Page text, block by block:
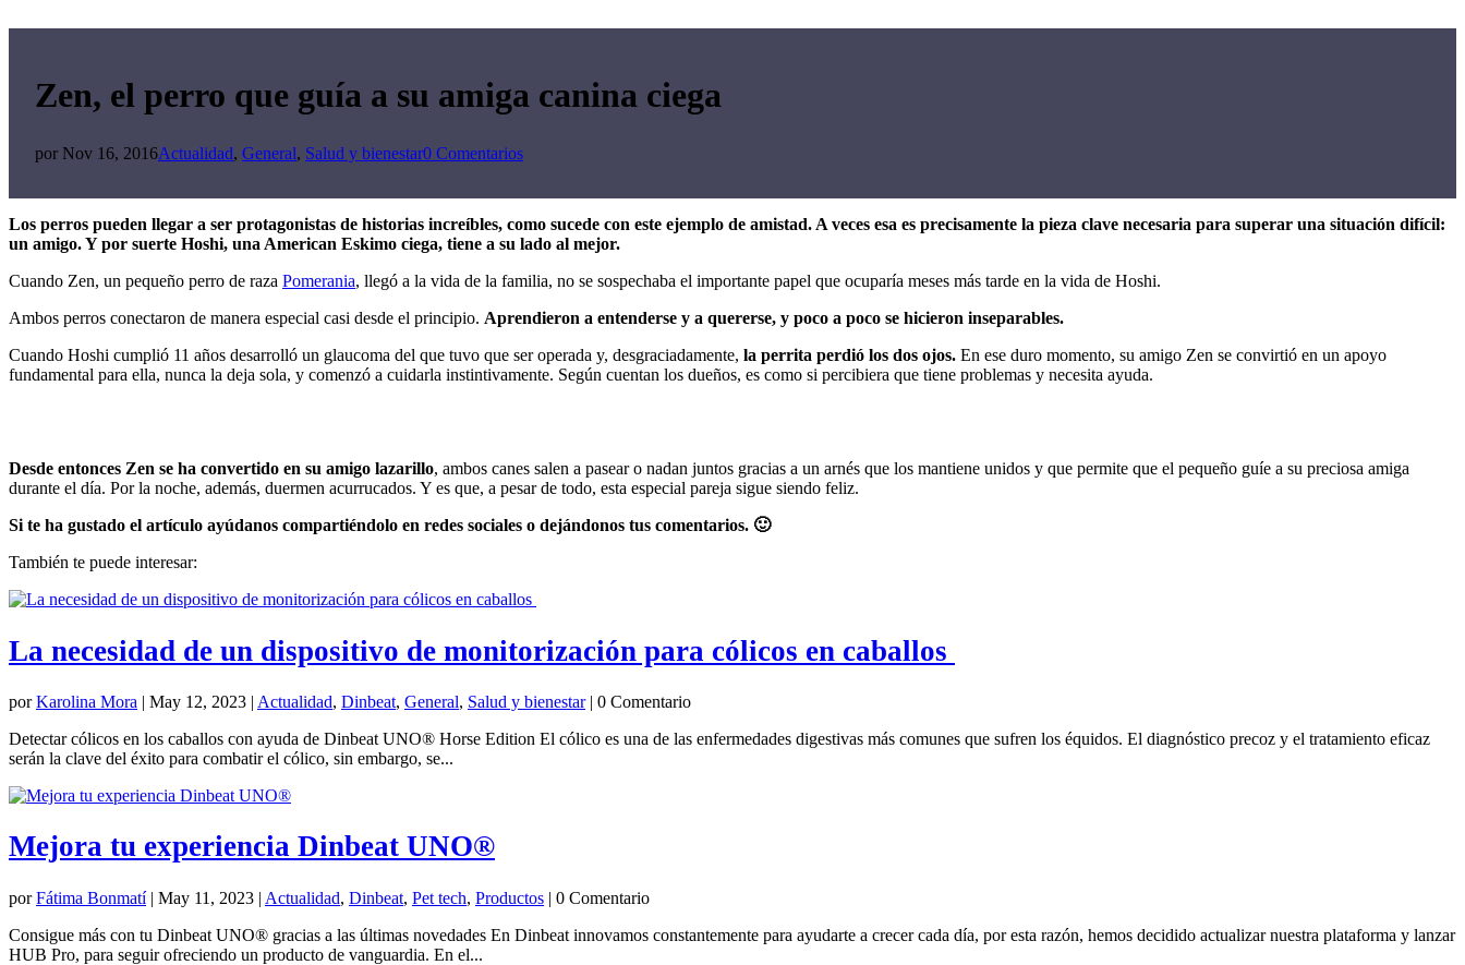
Zen, el perro que guía a su amiga canina ciega
por Nov 16, 2016Actualidad, General, Salud y bienestar0 Comentarios
Los perros pueden llegar a ser protagonistas de historias increíbles, como sucede con este ejemplo de amistad. A veces esa es precisamente la pieza clave necesaria para superar una situación difícil:
un amigo. Y por suerte Hoshi, una American Eskimo ciega, tiene a su lado al mejor.
Cuando Zen, un pequeño perro de raza Pomerania, llegó a la vida de la familia, no se sospechaba el importante papel que ocuparía meses más tarde en la vida de Hoshi.
Ambos perros conectaron de manera especial casi desde el principio. Aprendieron a entenderse y a quererse, y poco a poco se hicieron inseparables.
Cuando Hoshi cumplió 11 años desarrolló un glaucoma del que tuvo que ser operada y, desgraciadamente, la perrita perdió los dos ojos. En ese duro momento, su amigo Zen se convirtió en un apoyo
fundamental para ella, nunca la deja sola, y comenzó a cuidarla instintivamente. Según cuentan los dueños, es como si percibiera que tiene problemas y necesita ayuda.
Desde entonces Zen se ha convertido en su amigo lazarillo, ambos canes salen a pasear o nadan juntos gracias a un arnés que los mantiene unidos y que permite que el pequeño guíe a su preciosa amiga
durante el día. Por la noche, además, duermen acurrucados. Y es que, a pesar de todo, esta especial pareja sigue siendo feliz.
Si te ha gustado el artículo ayúdanos compartiéndolo en redes sociales o dejándonos tus comentarios. 🙂
También te puede interesar:
La necesidad de un dispositivo de monitorización para cólicos en caballos
porKarolina Mora | May 12, 2023 | Actualidad, Dinbeat, General, Salud y bienestar| 0 Comentario
Detectar cólicos en los caballos con ayuda de Dinbeat UNO® Horse Edition El cólico es una de las enfermedades digestivas más comunes que sufren los équidos. El diagnóstico precoz y el tratamiento eficaz
serán la clave del éxito para combatir el cólico, sin embargo, se...
Mejora tu experiencia Dinbeat UNO®
porFátima Bonmatí| May 11, 2023 | Actualidad, Dinbeat, Pet tech, Productos | 0 Comentario
Consigue más con tu Dinbeat UNO® gracias a las últimas novedades En Dinbeat innovamos constantemente para ayudarte a crecer cada día, por esta razón, hemos decidido actualizar nuestra plataforma y lanzar
HUB Pro, para seguir ofreciendo un producto de vanguardia. En el...